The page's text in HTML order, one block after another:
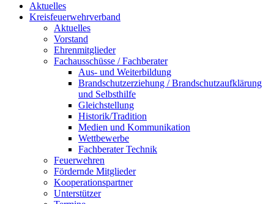
Aktuelles
Kreisfeuerwehrverband
Aktuelles
Vorstand
Ehrenmitglieder
Fachausschüsse / Fachberater
Aus- und Weiterbildung
Brandschutzerziehung / Brandschutzaufklärung
und Selbsthilfe
Gleichstellung
Historik/Tradition
Medien und Kommunikation
Wettbewerbe
Fachberater Technik
Feuerwehren
Fördernde Mitglieder
Kooperationspartner
Unterstützer